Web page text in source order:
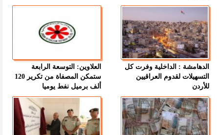
الدهامشة : الداخلية وفرت كل
التسهيلات لقدوم العراقيين
للأردن
العلاوين: التوسعة الرابعة
ستمكن المصفاة من تكرير 120
ألف برميل نفط يوميا